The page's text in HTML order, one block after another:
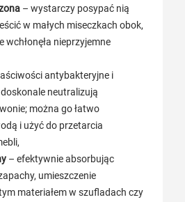
– wystarczy posypać nią
w małych miseczkach obok,
wchłonęła nieprzyjemne
antybakteryjne i
neutralizują
można go łatwo
i użyć do przetarcia
– efektywnie absorbując
umieszczenie
materiałem w szufladach czy